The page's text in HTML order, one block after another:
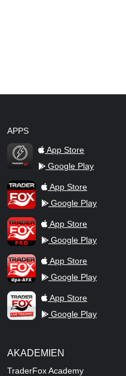
APPS
TraderFox Flash
App Store
Google Play
TraderFox AppApp Store
Google Play
TraderFox ProApp Store
Google Play
TraderFox dpa-AFX ProFeed
App Store
Google Play
TraderFox Live Trading
App Store
Google Play
AKADEMIEN
TraderFox Academy